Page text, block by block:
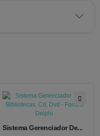
Sistema Gerenciador De...